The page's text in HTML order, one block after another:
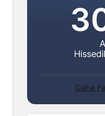
Daha